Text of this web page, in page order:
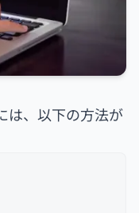
は、以下の方法が